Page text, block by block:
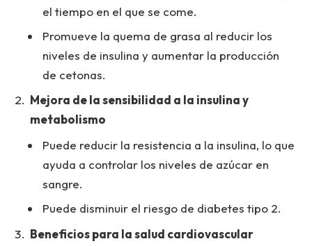
el tiempo en el que se come.
Promueve la quema de grasa al reducir los
niveles de insulina y aumentar la producción
de cetonas.
Mejora de la sensibilidad a la insulina y
metabolismo
Puede reducir la resistencia a la insulina, lo que
ayuda a controlar los niveles de azúcar en
sangre.
Puede disminuir el riesgo de diabetes tipo 2.
Beneficios para la salud cardiovascular